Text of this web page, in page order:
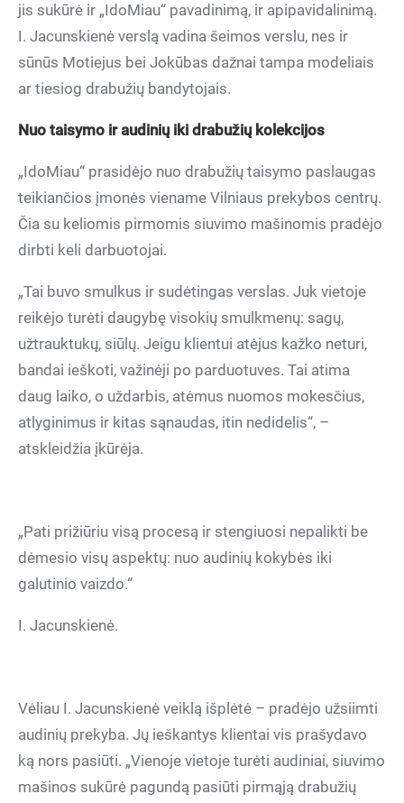
jis sukūrė ir „IdoMiau“ pavadinimą, ir apipavidalinimą.
I. Jacunskienė verslą vadina šeimos verslu, nes ir
sūnūs Motiejus bei Jokūbas dažnai tampa modeliais
ar tiesiog drabužių bandytojais.
Nuo taisymo ir audinių iki drabužių kolekcijos
„IdoMiau“ prasidėjo nuo drabužių taisymo paslaugas
teikiančios įmonės viename Vilniaus prekybos centrų.
Čia su keliomis pirmomis siuvimo mašinomis pradėjo
dirbti keli darbuotojai.
„Tai buvo smulkus ir sudėtingas verslas. Juk vietoje
reikėjo turėti daugybę visokių smulkmenų: sagų,
užtrauktukų, siūlų. Jeigu klientui atėjus kažko neturi,
bandai ieškoti, važinėji po parduotuves. Tai atima
daug laiko, o uždarbis, atėmus nuomos mokesčius,
atlyginimus ir kitas sąnaudas, itin nedidelis“, –
atskleidžia įkūrėja.
„Pati prižiūriu visą procesą ir stengiuosi nepalikti be
dėmesio visų aspektų: nuo audinių kokybės iki
galutinio vaizdo.“
I. Jacunskienė.
Vėliau I. Jacunskienė veiklą išplėtė – pradėjo užsiimti
audinių prekyba. Jų ieškantys klientai vis prašydavo
ką nors pasiūti. „Vienoje vietoje turėti audiniai, siuvimo
mašinos sukūrė pagundą pasiūti pirmąją drabužių